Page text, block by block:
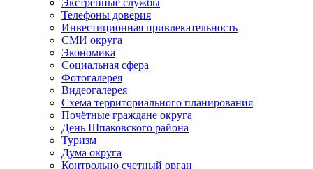
Экстренные службы
Телефоны доверия
Инвестиционная привлекательность
СМИ округа
Экономика
Социальная сфера
Фотогалерея
Видеогалерея
Схема территориального планирования
Почётные граждане округа
День Шпаковского района
Туризм
Дума округа
Контрольно счетный орган